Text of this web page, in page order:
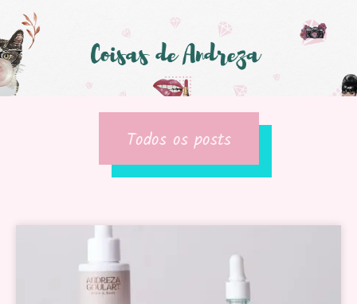
Todos os posts